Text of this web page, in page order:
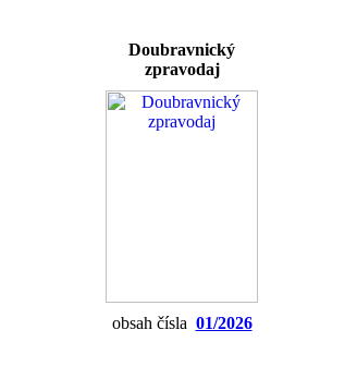
Doubravnický
zpravodaj
obsah čísla 01/2026